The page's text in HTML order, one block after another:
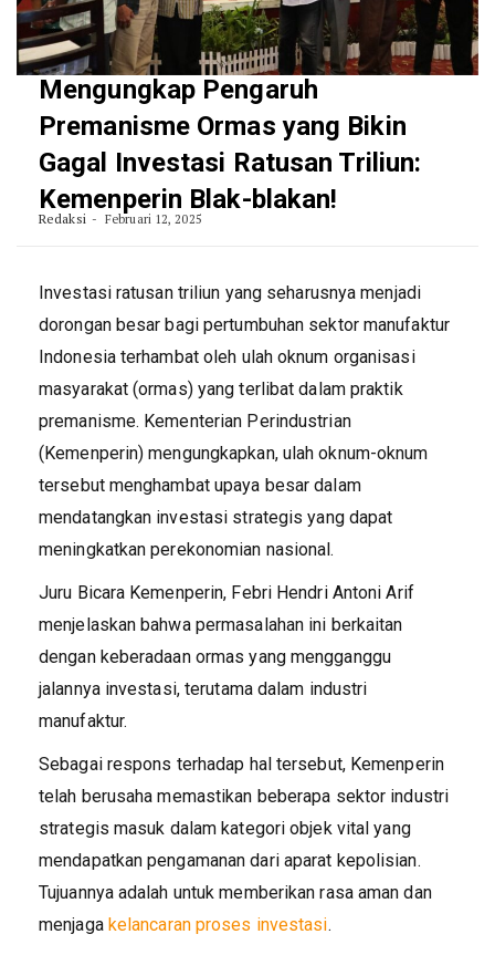
Mengungkap Pengaruh
Premanisme Ormas yang Bikin
Gagal Investasi Ratusan Triliun:
Kemenperin Blak-blakan!
Redaksi Februari 12, 2025
Investasi ratusan triliun yang seharusnya menjadi
dorongan besar bagi pertumbuhan sektor manufaktur
Indonesia terhambat oleh ulah oknum organisasi
masyarakat (ormas) yang terlibat dalam praktik
premanisme. Kementerian Perindustrian
(Kemenperin) mengungkapkan, ulah oknum-oknum
tersebut menghambat upaya besar dalam
mendatangkan investasi strategis yang dapat
meningkatkan perekonomian nasional.
Juru Bicara Kemenperin, Febri Hendri Antoni Arif
menjelaskan bahwa permasalahan ini berkaitan
dengan keberadaan ormas yang mengganggu
jalannya investasi, terutama dalam industri
manufaktur.
Sebagai respons terhadap hal tersebut, Kemenperin
telah berusaha memastikan beberapa sektor industri
strategis masuk dalam kategori objek vital yang
mendapatkan pengamanan dari aparat kepolisian.
Tujuannya adalah untuk memberikan rasa aman dan
menjaga kelancaran proses investasi.